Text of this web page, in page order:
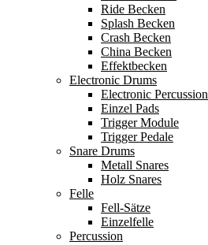
Ride Becken
Splash Becken
Crash Becken
China Becken
Effektbecken
Electronic Drums
Electronic Percussion
Einzel Pads
Trigger Module
Trigger Pedale
Snare Drums
Metall Snares
Holz Snares
Felle
Fell-Sätze
Einzelfelle
Percussion